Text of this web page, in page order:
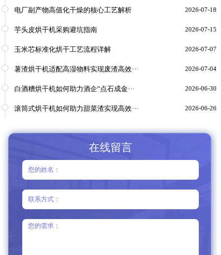
电厂副产物高值化干燥的核心工艺解析 2026-07-18
芋头皮烘干机采购避坑指南 2026-07-15
玉米芯标准化烘干工艺流程详解 2026-07-07
薯渣烘干机适配高湿物料实现废渣高效··· 2026-07-04
白酒糟烘干机如何助力酒企“点石成金··· 2026-06-30
滚筒式烘干机如何助力甜菜渣实现高效··· 2026-06-26
在线留言